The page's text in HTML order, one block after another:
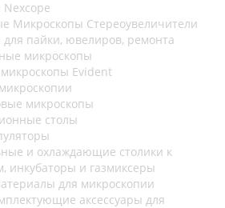
Микроскопы Стереоувеличители
пайки, ювелиров, ремонта
микроскопы
Evident
микроскопы
столы
и охлаждающие столики к
инкубаторы и газмиксеры
для микроскопии
аксессуары для